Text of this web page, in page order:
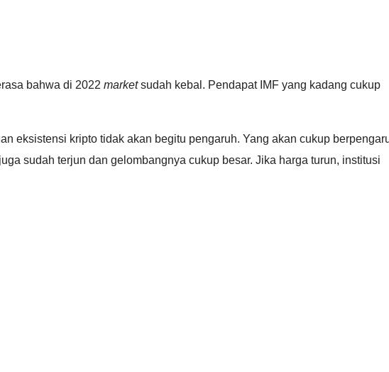
bahwa di 2022 marketsudah kebal. Pendapat IMF yang kadang cukup
eksistensi kripto tidak akan begitu pengaruh. Yang akan cukup
sudah terjun dan gelombangnya cukup besar. Jika harga turun, institusi